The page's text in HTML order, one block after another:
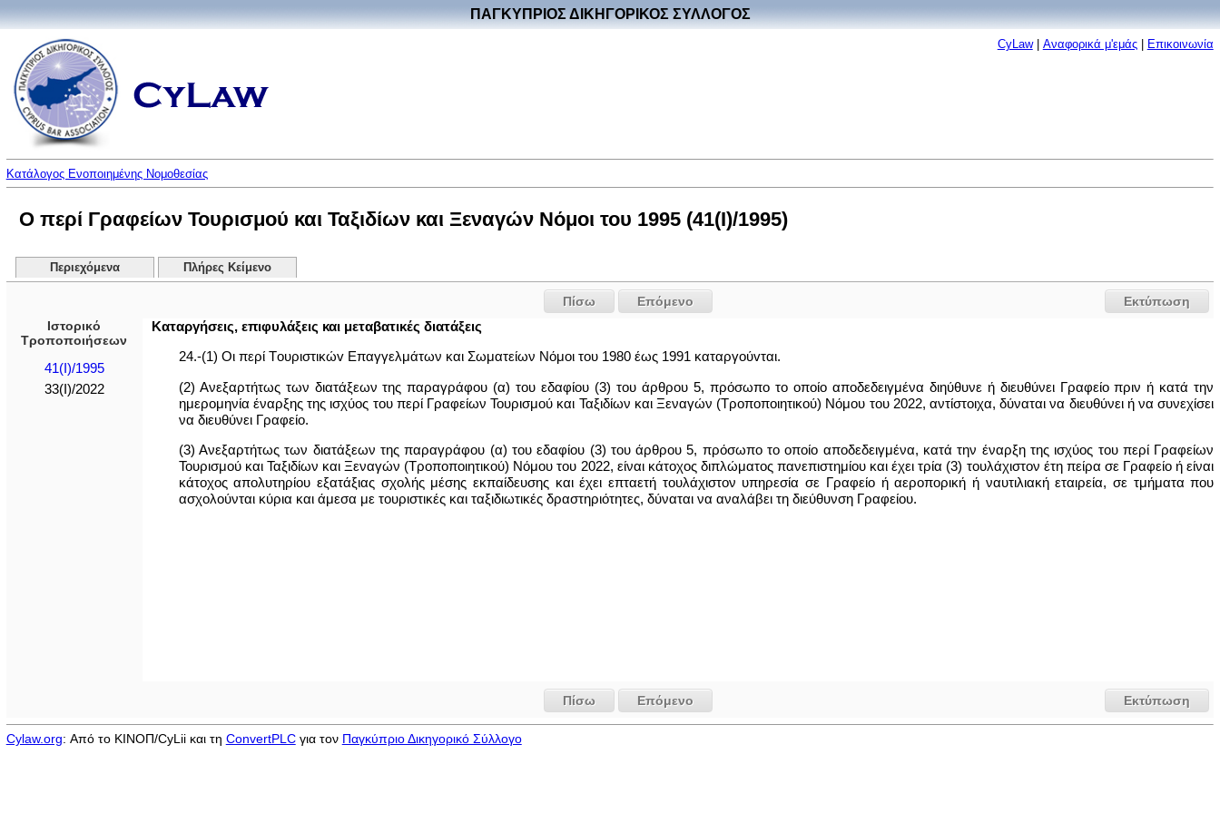
ΠΑΓΚΥΠΡΙΟΣ ΔΙΚΗΓΟΡΙΚΟΣ ΣΥΛΛΟΓΟΣ
CyLaw| Αναφορικά μ'εμάς| Επικοινωνία
Κατάλογος Ενοποιημένης Νομοθεσίας
Ο περί Γραφείων Τουρισμού και Ταξιδίων και Ξεναγών Νόμοι του 1995 (41(I)/1995)
Περιεχόμενα Πλήρες Κείμενο
Εκτύπωση
Πίσω
Επόμενο
Ιστορικό
Τροποποιήσεων
41(I)/1995
33(I)/2022
Καταργήσεις, επιφυλάξεις και μεταβατικές διατάξεις
24.-(1) Οι περί Τoυριστικώv Επαγγελμάτων και Σωματείων Νόμοι του 1980 έως 1991 καταργoύvται.
(2) Ανεξαρτήτως των διατάξεων της παραγράφου (α) του εδαφίου (3) του άρθρου 5, πρόσωπο το οποίο αποδεδειγμένα διηύθυνε ή διευθύνει Γραφείο πριν ή κατά την
ημερομηνία έναρξης της ισχύος του περί Γραφείων Τουρισμού και Ταξιδίων και Ξεναγών (Τροποποιητικού) Νόμου του 2022, αντίστοιχα, δύναται να διευθύνει ή να συνεχίσει
να διευθύνει Γραφείο.
(3) Ανεξαρτήτως των διατάξεων της παραγράφου (α) του εδαφίου (3) του άρθρου 5, πρόσωπο το οποίο αποδεδειγμένα, κατά την έναρξη της ισχύος του περί Γραφείων
Τουρισμού και Ταξιδίων και Ξεναγών (Τροποποιητικού) Νόμου του 2022, είναι κάτοχος διπλώματος πανεπιστημίου και έχει τρία (3) τουλάχιστον έτη πείρα σε Γραφείο ή είναι
κάτοχος απολυτηρίου εξατάξιας σχολής μέσης εκπαίδευσης και έχει επταετή τουλάχιστον υπηρεσία σε Γραφείο ή αεροπορική ή ναυτιλιακή εταιρεία, σε τμήματα που
ασχολούνται κύρια και άμεσα με τουριστικές και ταξιδιωτικές δραστηριότητες, δύναται να αναλάβει τη διεύθυνση Γραφείου.
Εκτύπωση
Πίσω Επόμενο
Cylaw.org: Από το ΚΙΝOΠ/CyLii και τη ConvertPLCγια τον Παγκύπριο Δικηγορικό Σύλλογο